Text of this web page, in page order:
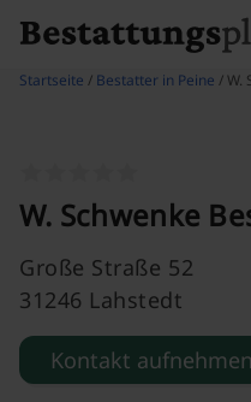
Startseite / Bestatter in Peine / W.
W. Schwenke
Große Straße 52
31246 Lahstedt
Kontakt aufnehmen